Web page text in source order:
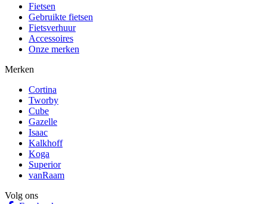
Fietsen
Gebruikte fietsen
Fietsverhuur
Accessoires
Onze merken
Merken
Cortina
Tworby
Cube
Gazelle
Isaac
Kalkhoff
Koga
Superior
vanRaam
Volg ons